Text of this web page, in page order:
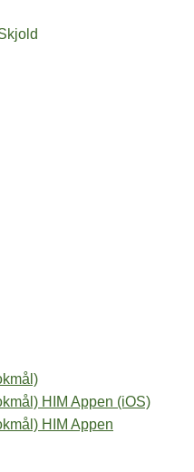
HIM Appen (iOS)
HIM Appen